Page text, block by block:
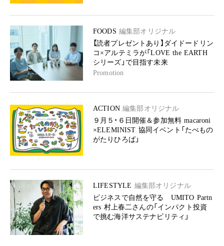
FOODS 編集部オリジナル
【読者プレゼントあり】ダイドードリン
コ×アルテミラが「LOVE the EARTH
シリーズ」で目指す未来
Promotion
ACTION 編集部オリジナル
９月５・６日開催＆参加無料 macaroni
×ELEMINIST 協同イベント「たべもの
がたりひろば」
LIFESTYLE 編集部オリジナル
ビジネスで自然を守る UMITO Partn
ers 村上春二さんの「インパクト投資
で挑む海洋サステナビリティ」